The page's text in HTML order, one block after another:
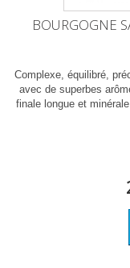
BOURGOGNE
Complexe, équilibré,
avec de superbes
finale longue et